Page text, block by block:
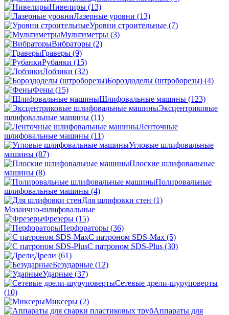
Нивелиры (13)
Лазерные уровни (13)
Уровни строительные (7)
Мультиметры (3)
Вибраторы (2)
Граверы (9)
Рубанки (15)
Лобзики (32)
Бороздоделы (штроборезы) (4)
Фены (15)
Шлифовальные машины (123)
Эксцентриковые
шлифовальные машины (11)
Ленточные
шлифовальные машины (11)
Угловые шлифовальные
машины (87)
Плоские шлифовальные
машины (8)
Полировальные
шлифовальные машины (4)
Для шлифовки стен (1)
Мозаично-шлифовальные
Фрезеры (15)
Перфораторы (36)
С патроном SDS-Max (5)
С патроном SDS-Plus (30)
Дрели (61)
Безударные (12)
Ударные (37)
Сетевые дрели-шуруповерты
(10)
Миксеры (2)
Аппараты для